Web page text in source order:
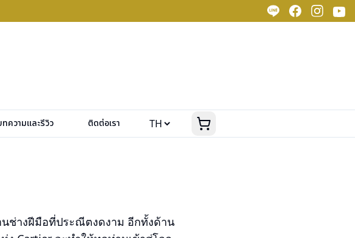
ทความและรีวิว ติดต่อเรา
ช่างฝีมือที่ประณีตงดงาม อีกทั้งด้าน